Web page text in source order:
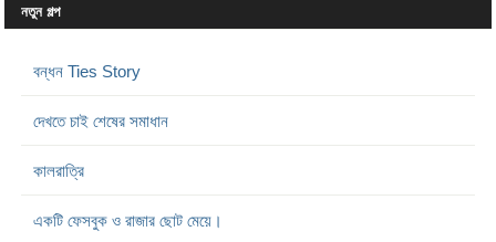
নতুন গল্প
বন্ধন Ties Story
দেখতে চাই শেষের সমাধান
কালরাত্রি
একটি ফেসবুক ও রাজার ছোট মেয়ে।